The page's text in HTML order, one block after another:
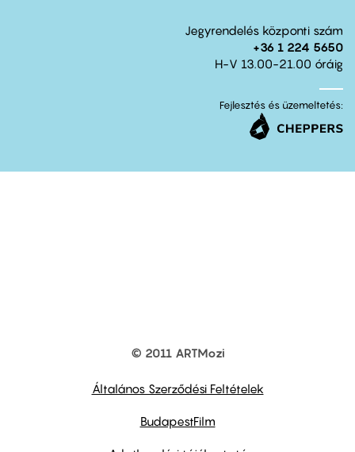
Jegyrendelés központi szám
+36 1 224 5650
H-V 13.00-21.00 óráig
Fejlesztés és üzemeltetés:
© 2011 ARTMozi
Általános Szerződési Feltételek
BudapestFilm